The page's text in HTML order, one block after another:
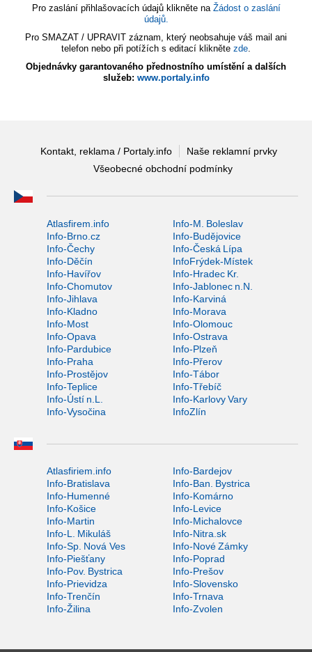
Pro zaslání přihlašovacích údajů klikněte na Žádost o zaslání
údajů.
Pro SMAZAT / UPRAVIT záznam, který neobsahuje váš mail ani
telefon nebo při potížích s editací klikněte zde.
Objednávky garantovaného přednostního umístění a dalších
služeb: www.portaly.info
Kontakt, reklama / Portaly.info
Naše reklamní prvky
Všeobecné obchodní podmínky
Atlasfirem.info
Info-M. Boleslav
Info-Brno.cz
Info-Budějovice
Info-Čechy
Info-Česká Lípa
Info-Děčín
InfoFrýdek-Místek
Info-Havířov
Info-Hradec Kr.
Info-Chomutov
Info-Jablonec n.N.
Info-Jihlava
Info-Karviná
Info-Kladno
Info-Morava
Info-Most
Info-Olomouc
Info-Opava
Info-Ostrava
Info-Pardubice
Info-Plzeň
Info-Praha
Info-Přerov
Info-Prostějov
Info-Tábor
Info-Teplice
Info-Třebíč
Info-Ústí n.L.
Info-Karlovy Vary
Info-Vysočina
InfoZlín
Atlasfiriem.info
Info-Bardejov
Info-Bratislava
Info-Ban. Bystrica
Info-Humenné
Info-Komárno
Info-Košice
Info-Levice
Info-Martin
Info-Michalovce
Info-L. Mikuláš
Info-Nitra.sk
Info-Sp. Nová Ves
Info-Nové Zámky
Info-Piešťany
Info-Poprad
Info-Pov. Bystrica
Info-Prešov
Info-Prievidza
Info-Slovensko
Info-Trenčín
Info-Trnava
Info-Žilina
Info-Zvolen